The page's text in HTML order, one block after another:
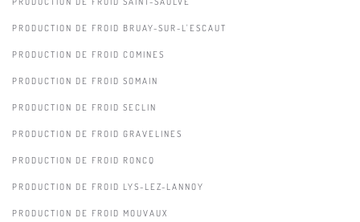
PRODUCTION DE FROID BRUAY-SUR-L'ESCAUT
PRODUCTION DE FROID COMINES
PRODUCTION DE FROID SOMAIN
PRODUCTION DE FROID SECLIN
PRODUCTION DE FROID GRAVELINES
PRODUCTION DE FROID RONCQ
PRODUCTION DE FROID LYS-LEZ-LANNOY
PRODUCTION DE FROID MOUVAUX